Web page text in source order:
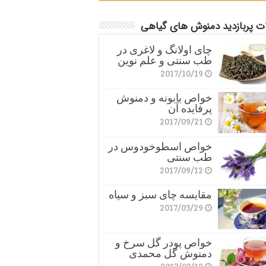
پربازدید دمنوش های گیاهی
چای اولانگ و لاغری در
طب سنتی و علم نوین
2017/10/19
خواص بابونه و دمنوش
پرفایده آن
2017/09/21
خواص اسطوخودوس در
طب سنتی
2017/09/12
مقایسه چای سبز و سیاه
2017/03/29
خواص پودر گل سرخ و
دمنوش گل محمدی